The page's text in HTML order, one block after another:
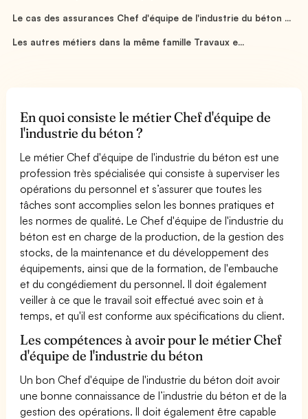
Le cas des assurances Chef d'équipe de l'industrie du béton ...
Les autres métiers dans la même famille Travaux e...
En quoi consiste le métier Chef d'équipe de
l'industrie du béton ?
Le métier Chef d'équipe de l'industrie du béton est une
profession très spécialisée qui consiste à superviser les
opérations du personnel et s’assurer que toutes les
tâches sont accomplies selon les bonnes pratiques et
les normes de qualité. Le Chef d'équipe de l'industrie du
béton est en charge de la production, de la gestion des
stocks, de la maintenance et du développement des
équipements, ainsi que de la formation, de l'embauche
et du congédiement du personnel. Il doit également
veiller à ce que le travail soit effectué avec soin et à
temps, et qu'il est conforme aux spécifications du client.
Les compétences à avoir pour le métier Chef
d'équipe de l'industrie du béton
Un bon Chef d'équipe de l'industrie du béton doit avoir
une bonne connaissance de l’industrie du béton et de la
gestion des opérations. Il doit également être capable